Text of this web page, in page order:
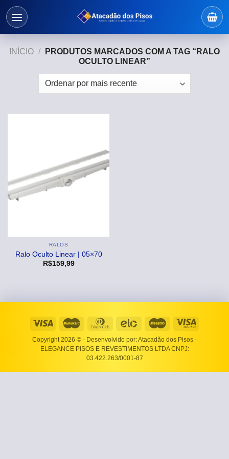
Skip
INÍCIO /
PRODUTOS MARCADOS COM A TAG “RALO
OCULTO LINEAR”
RALOS
Ralo Oculto Linear | 05×70
R$159,99
Copyright 2026 © - Desenvolvido por: Atacadão dos Pisos -
ELEGANCE PISOS E REVESTIMENTOS LTDA CNPJ:
03.422.263/0001-87